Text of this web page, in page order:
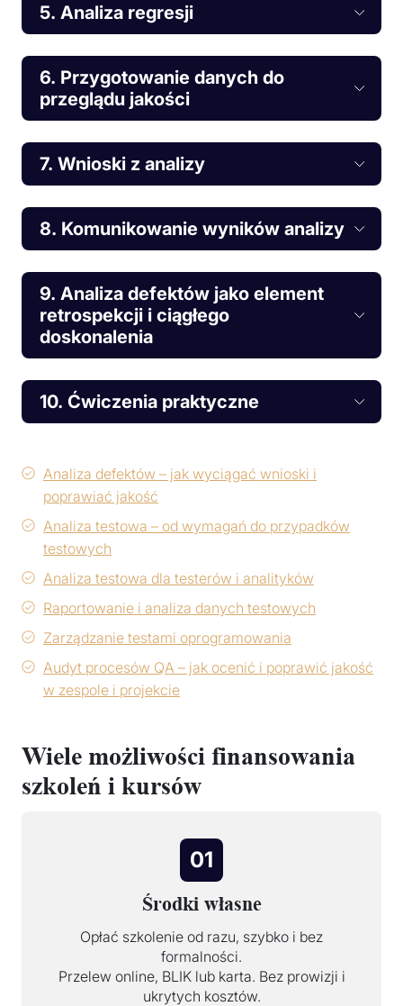
5. Analiza regresji
6. Przygotowanie danych do
przeglądu jakości
7. Wnioski z analizy
8. Komunikowanie wyników analizy
9. Analiza defektów jako element
retrospekcji i ciągłego
doskonalenia
10. Ćwiczenia praktyczne
Analiza defektów – jak wyciągać wnioski i
poprawiać jakość
Analiza testowa – od wymagań do przypadków
testowych
Analiza testowa dla testerów i analityków
Raportowanie i analiza danych testowych
Zarządzanie testami oprogramowania
Audyt procesów QA – jak ocenić i poprawić jakość
w zespole i projekcie
Wiele możliwości finansowania
szkoleń i kursów
01
Środki własne
Opłać szkolenie od razu, szybko i bez
formalności.
Przelew online, BLIK lub karta. Bez prowizji i
ukrytych kosztów.